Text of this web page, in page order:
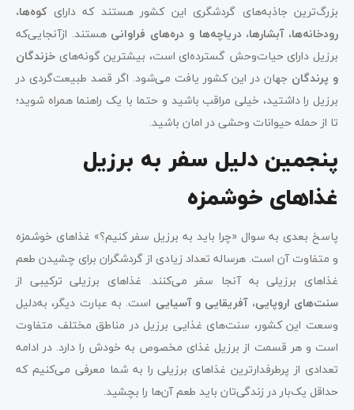
بزرگ‌ترین جاذبه‌های گردشگری این کشور هستند که دارایکوه‌ها،
رودخانه‌ها، آبشارها، دریاچه‌ها و دره‌های فراوانی هستند. ازآنجایی‌که
برزیل دارای حیات‌وحش گسترده‌ای است، بیشترین گونه‌های خزندگان
و پرندگان جهان در این کشور یافت می‌شود. اگر قصد طبیعت‌گردی در
برزیل را داشتید، خیلی مراقب باشید و حتما با یک راهنما همراه شوید؛
تا از حمله حیوانات وحشی در امان باشید.
پنجمین دلیل سفر به برزیل
غذاهای خوشمزه
پاسخ بعدی به سوال «چرا باید به برزیل سفر کنیم؟» غذاهای خوشمزه
و متفاوت آن است. هرساله تعداد زیادی از گردشگران برای چشیدن طعم
غذاهای برزیلی به آنجا سفر می‌کنند. غذاهای برزیلی ترکیبی از
سنت‌های اروپایی، آفریقایی و آسیایی است. به عبارت دیگر، به‌دلیل
وسعت این کشور، سنت‌های غذایی برزیل در مناطق مختلف متفاوت
است و هر قسمت از برزیل غذای مخصوص به خودش را دارد. در ادامه
تعدادی از پرطرفدارترین غذاهای برزیلی را به شما معرفی می‌کنیم که
حداقل یک‌بار در زندگی‌تان باید طعم آن‌ها را بچشید.